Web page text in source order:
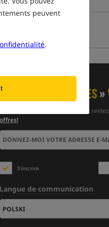
peuvent
.
VENTES»
Abonnez-vous à la newsletter et
offres!
S'inscrire
Langue de communication